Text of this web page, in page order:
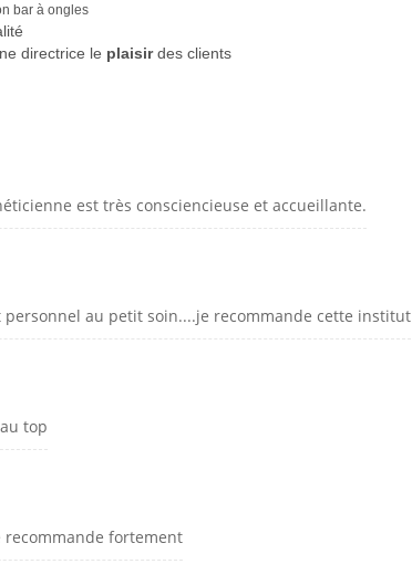
bar à ongles
directrice le plaisirdes clients
est très consciencieuse et accueillante.
au petit soin....je recommande cette institut
top
recommande fortement